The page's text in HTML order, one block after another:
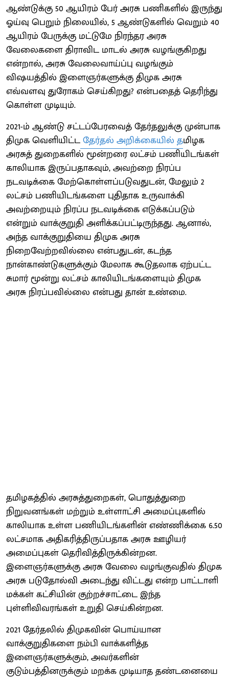
ஆண்டுக்கு 50 ஆயிரம் பேர் அரசு பணிகளில் இருந்து
ஓய்வு பெறும் நிலையில், 5 ஆண்டுகளில் வெறும் 40
ஆயிரம் பேருக்கு மட்டுமே நிரந்தர அரசு
வேலைகளை திராவிட மாடல் அரசு வழங்குகிறது
என்றால், அரசு வேலைவாய்ப்பு வழங்கும்
விஷயத்தில் இளைஞர்களுக்கு திமுக அரசு
எவ்வளவு துரோகம் செய்கிறது? என்பதைத் தெரிந்து
கொள்ள முடியும்.
2021-ம் ஆண்டு சட்டப்பேரவைத் தேர்தலுக்கு முன்பாக
திமுக வெளியிட்டதேர்தல் அறிக்கையில் தமிழக
அரசுத் துறைகளில் மூன்றரை லட்சம் பணியிடங்கள்
காலியாக இருப்பதாகவும், அவற்றை நிரப்ப
நடவடிக்கை மேற்கொள்ளப்படுவதுடன், மேலும் 2
லட்சம் பணியிடங்களை புதிதாக உருவாக்கி
அவற்றையும் நிரப்ப நடவடிக்கை எடுக்கப்படும்
என்றும் வாக்குறுதி அளிக்கப்பட்டிருந்தது. ஆனால்,
அந்த வாக்குறுதியை திமுக அரசு
நிறைவேற்றவில்லை என்பதுடன், கடந்த
நான்காண்டுகளுக்கும் மேலாக கூடுதலாக ஏற்பட்ட
சுமார் மூன்று லட்சம் காலியிடங்களையும் திமுக
அரசு நிரப்பவில்லை என்பது தான் உண்மை.
தமிழகத்தில் அரசுத்துறைகள், பொதுத்துறை
நிறுவனங்கள் மற்றும் உள்ளாட்சி அமைப்புகளில்
காலியாக உள்ள பணியிடங்களின் எண்ணிக்கை 6.50
லட்சமாக அதிகரித்திருப்பதாக அரசு ஊழியர்
அமைப்புகள் தெரிவித்திருக்கின்றன.
இளைஞர்களுக்கு அரசு வேலை வழங்குவதில் திமுக
அரசு படுதோல்வி அடைந்து விட்டது என்ற பாட்டாளி
மக்கள் கட்சியின் குற்றச்சாட்டை இந்த
புள்ளிவிவரங்கள் உறுதி செய்கின்றன.
2021 தேர்தலில் திமுகவின் பொய்யான
வாக்குறுதிகளை நம்பி வாக்களித்த
இளைஞர்களுக்கும், அவர்களின்
குடும்பத்தினருக்கும் மறக்க முடியாத தண்டனையை